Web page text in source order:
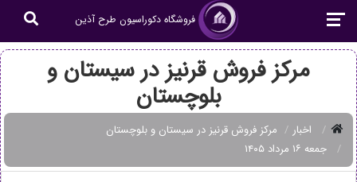
فروشگاه دکوراسیون طرح آذین
مرکز فروش قرنیز در سیستان و
بلوچستان
اخبار
مرکز فروش قرنیز در سیستان و بلوچستان
جمعه ۱۶ مرداد ۱۴۰۵